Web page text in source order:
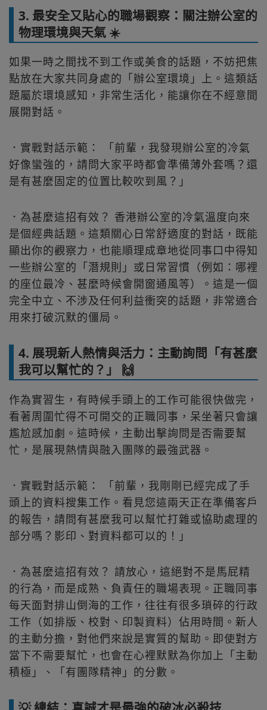
3. 最安全又貼心的職場觀察：關注辦公室的
物理環境與天氣 ☀️
如果一時之間找不到工作或美食的話題，不妨把焦
點放在大家共同身處的「辦公室環境」上。這類話
題屬於環境感知，非常生活化，能讓你在不經意間
展開對話。
．實戰對話示範： 「前輩，我發現辦公室的冷氣
好像蠻強的，請問大家平時都會準備薄外套嗎？還
是有甚麼固定的位置比較吹到風？」
．為甚麼這招有效？ 香港辦公室的冷氣溫度向來
是個經典話題。這類關心日常舒適度的對話，既能
顯出你的觀察力，也能順理成章地從同事口中得知
一些辦公室的「潛規則」或日常習慣（例如：哪裡
的座位最冷、甚麼時候會開窗通風等）。這是一個
完全中立、不涉及任何利益衝突的話題，非常適合
用來打破沉默的僵局。
4. 展現新人熱情與活力：主動詢問「有甚麼
我可以幫忙的？」 🙌
作為實習生，有時候手頭上的工作可能很快做完，
看著周圍忙得不可開交的正職同事，呆坐著只會讓
尷尬感加劇。這時候，主動出擊詢問是否需要幫
忙，是展現熱情與融入團隊的最強武器。
．實戰對話示範： 「前輩，我剛剛已經完成了手
頭上的資料搜集工作。看見您這兩天正在準備客戶
的報告，請問有甚麼我可以幫忙打雜或協助處理的
部分嗎？影印、對資料都可以的！」
．為甚麼這招有效？ 請放心，這絕對不是馬屁精
的行為，而是成熟、負責任的職場表現。正職同事
每天面對排山倒海的工作，往往有很多瑣碎的行政
工作（如排版、校對、印製資料）佔用時間。新人
的主動分擔，對他們來說是實質的幫助。即使對方
當下不需要幫忙，也會在心裡默默為你加上「主動
積極」、「有團隊精神」的分數。